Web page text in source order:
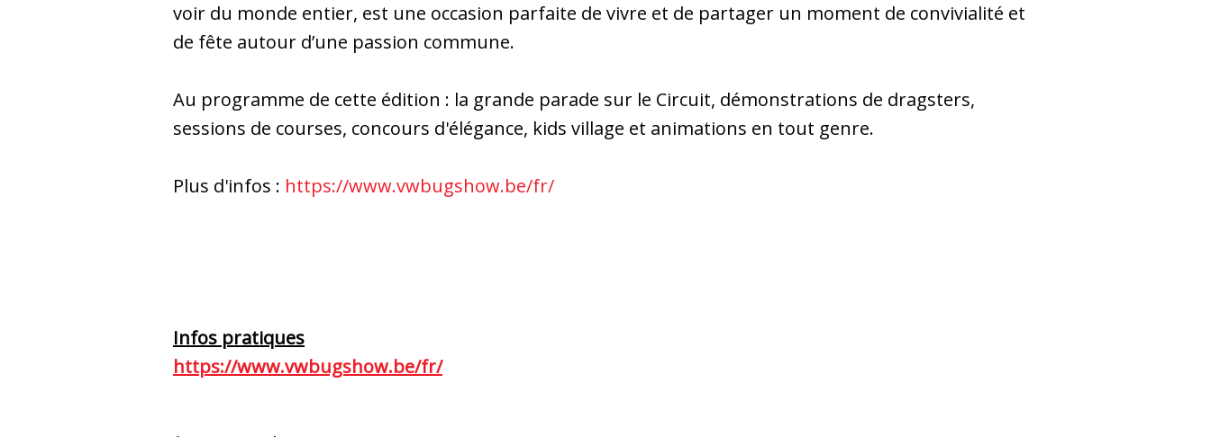
voir du monde entier, est une occasion parfaite de vivre et de partager un moment de convivialité et
de fête autour d’une passion commune.
Au programme de cette édition : la grande parade sur le Circuit, démonstrations de dragsters,
sessions de courses, concours d'élégance, kids village et animations en tout genre.
Plus d'infos : https://www.vwbugshow.be/fr/
Infos pratiques
https://www.vwbugshow.be/fr/